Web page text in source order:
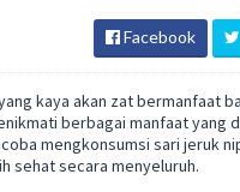
Facebook
kaya akan zat bermanfaat
berbagai manfaat yang
mengkonsumsi sari jeruk
sehat secara menyeluruh.